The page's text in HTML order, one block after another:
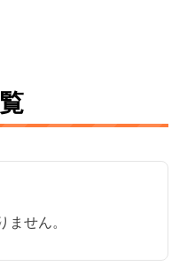
せん。